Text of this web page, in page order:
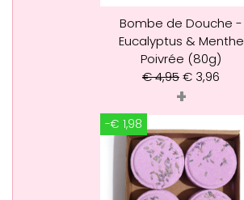
Bombe de Douche -
Eucalyptus & Menthe
Poivrée (80g)
€4,95€ 3,96
+
-€ 1,98